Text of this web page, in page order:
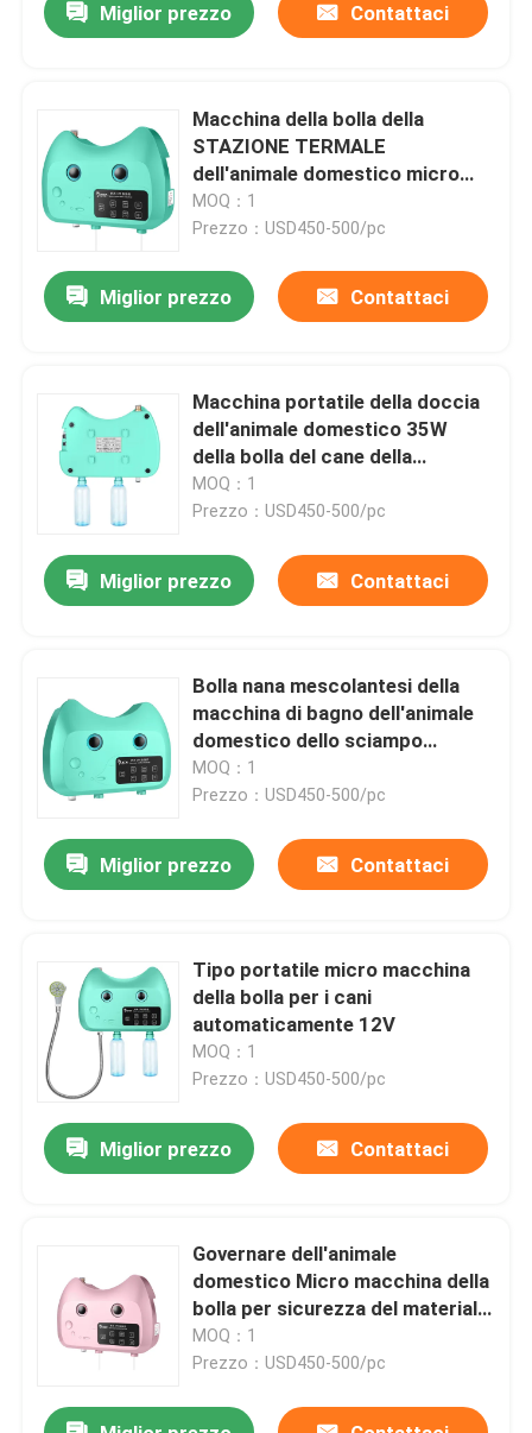
Miglior prezzo Contattaci
Macchina della bolla della
STAZIONE TERMALE
dell'animale domestico micro
per il silicone 12V dei cani con il
modo 4
MOQ：1
Prezzo：USD450-500/pc
Miglior prezzo Contattaci
Macchina portatile della doccia
dell'animale domestico 35W
della bolla del cane della
macchina nana del lavaggio
MOQ：1
Prezzo：USD450-500/pc
Miglior prezzo Contattaci
Bolla nana mescolantesi della
macchina di bagno dell'animale
domestico dello sciampo
intelligente 35W
MOQ：1
Prezzo：USD450-500/pc
Miglior prezzo Contattaci
Tipo portatile micro macchina
della bolla per i cani
automaticamente 12V
MOQ：1
Prezzo：USD450-500/pc
Miglior prezzo Contattaci
Governare dell'animale
domestico Micro macchina della
bolla per sicurezza del materiale
dell'ABS dei cani
MOQ：1
Prezzo：USD450-500/pc